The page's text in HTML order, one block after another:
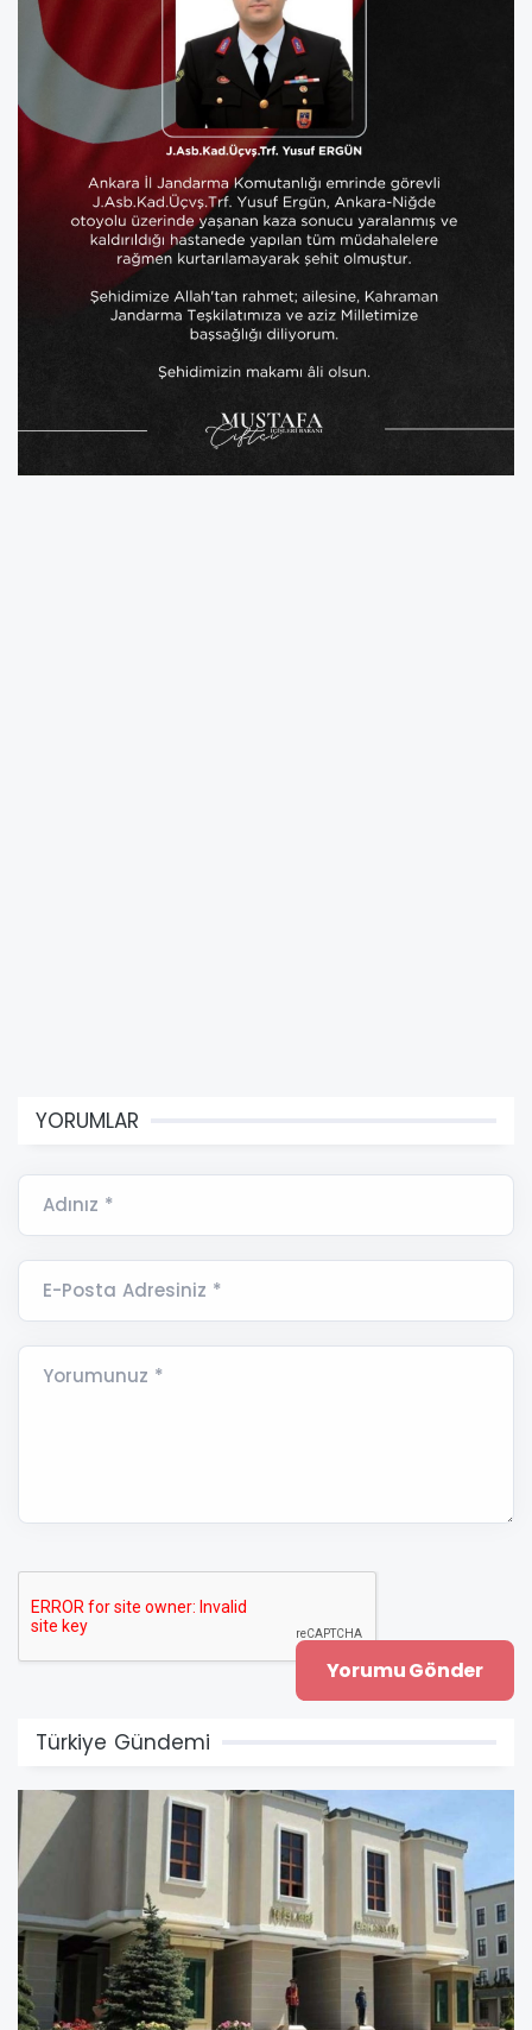
YORUMLAR
Adınız *
E-Posta Adresiniz *
Yorumunuz *
Türkiye Gündemi